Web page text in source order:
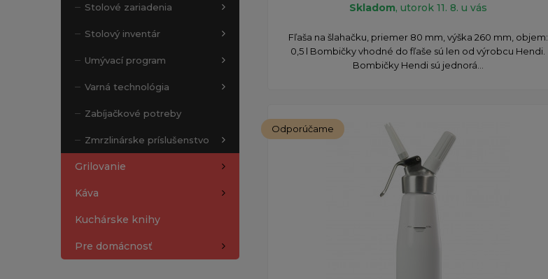
Stolové zariadenia
Stolový inventár
Umývací program
Varná technológia
Zabíjačkové potreby
Zmrzlinárske príslušenstvo
Grilovanie
Káva
Kuchárske knihy
Pre domácnosť
Skladom, utorok 11. 8. u vás
Fľaša na šlahačku, priemer 80 mm, výška 260 mm, objem:
0,5 l Bombičky vhodné do fľaše sú len od výrobcu Hendi.
Bombičky Hendi sú jednorá...
Odporúčame